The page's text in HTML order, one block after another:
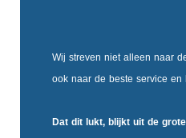
Wij streven niet alleen naar
ook naar de beste service en
Dat dit lukt, blijkt uit de